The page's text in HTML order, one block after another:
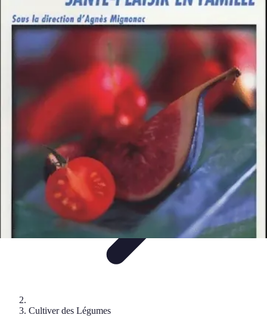
JardinageChoix des LégumesCultivation
ÉcologiqueAstuces et Conseils
Guide Légumes
Cultiver des Légumes